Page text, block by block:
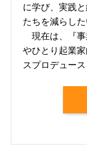
に学び、実践
たちを減らした
現在は、『事
やひとり起業
スプロデュース